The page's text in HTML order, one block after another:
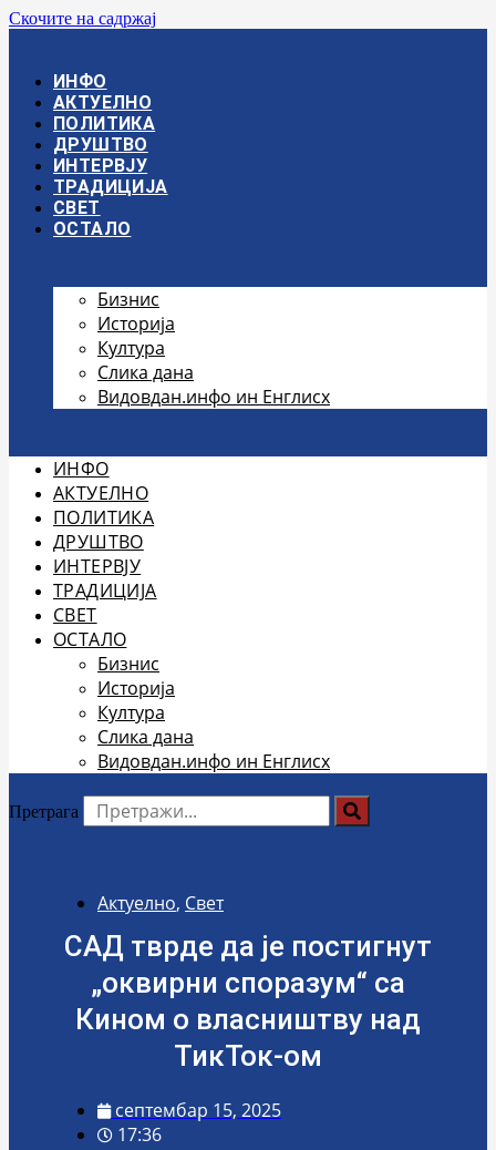
Скочите на садржај
ИНФО
АКТУЕЛНО
ПОЛИТИКА
ДРУШТВО
ИНТЕРВЈУ
ТРАДИЦИЈА
СВЕТ
ОСТАЛО
Бизнис
Историја
Култура
Слика дана
Видовдан.инфо ин Енглисх
ИНФО
АКТУЕЛНО
ПОЛИТИКА
ДРУШТВО
ИНТЕРВЈУ
ТРАДИЦИЈА
СВЕТ
ОСТАЛО
Бизнис
Историја
Култура
Слика дана
Видовдан.инфо ин Енглисх
Претрага
Актуелно, Свет
САД тврде да је постигнут
„оквирни споразум“ са
Кином о власништву над
ТикТок-ом
септембар 15, 2025
17:36